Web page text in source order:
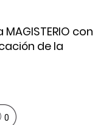
con
de la
0